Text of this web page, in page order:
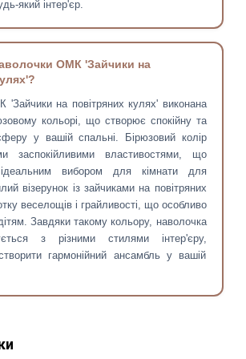
який інтер'єр.
ОМК 'Зайчики на
'Зайчики на повітряних кулях' виконана
кольорі, що створює спокійну та
у вашій спальні. Бірюзовий колір
заспокійливими властивостями, що
вибором для кімнати для
візерунок із зайчиками на повітряних
веселощів і грайливості, що особливо
Завдяки такому кольору, наволочка
з різними стилями інтер'єру,
гармонійний ансамбль у вашій